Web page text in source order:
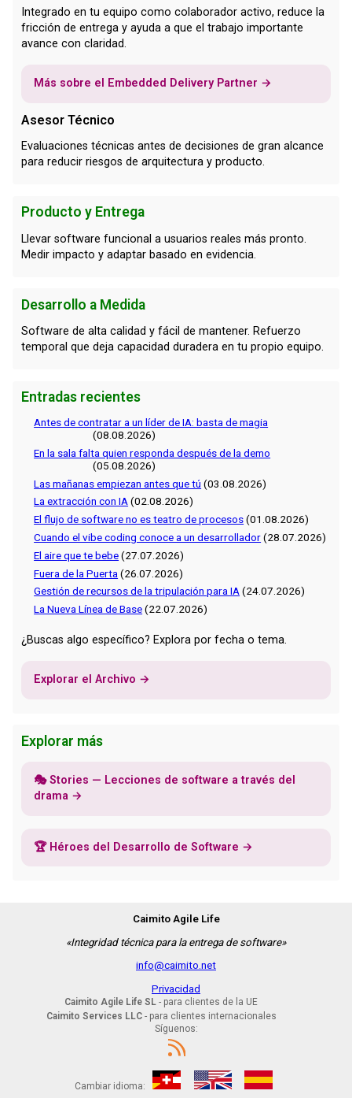
Integrado en tu equipo como colaborador activo, reduce la
fricción de entrega y ayuda a que el trabajo importante
avance con claridad.
Más sobre el Embedded Delivery Partner →
Asesor Técnico
Evaluaciones técnicas antes de decisiones de gran alcance
para reducir riesgos de arquitectura y producto.
Producto y Entrega
Llevar software funcional a usuarios reales más pronto.
Medir impacto y adaptar basado en evidencia.
Desarrollo a Medida
Software de alta calidad y fácil de mantener. Refuerzo
temporal que deja capacidad duradera en tu propio equipo.
Entradas recientes
Antes de contratar a un líder de IA: basta de magia
(08.08.2026)
En la sala falta quien responda después de la demo
(05.08.2026)
Las mañanas empiezan antes que tú (03.08.2026)
La extracción con IA(02.08.2026)
El flujo de software no es teatro de procesos(01.08.2026)
Cuando el vibe coding conoce a un desarrollador(28.07.2026)
El aire que te bebe(27.07.2026)
Fuera de la Puerta (26.07.2026)
Gestión de recursos de la tripulación para IA(24.07.2026)
La Nueva Línea de Base(22.07.2026)
¿Buscas algo específico? Explora por fecha o tema.
Explorar el Archivo →
Explorar más
🎭 Stories — Lecciones de software a través del
drama →
🏆 Héroes del Desarrollo de Software →
Caimito Agile Life
«Integridad técnica para la entrega de software»
info@caimito.net
Privacidad
Caimito Agile Life SL - para clientes de la UE
Caimito Services LLC- para clientes internacionales
Síguenos:
Cambiar idioma: